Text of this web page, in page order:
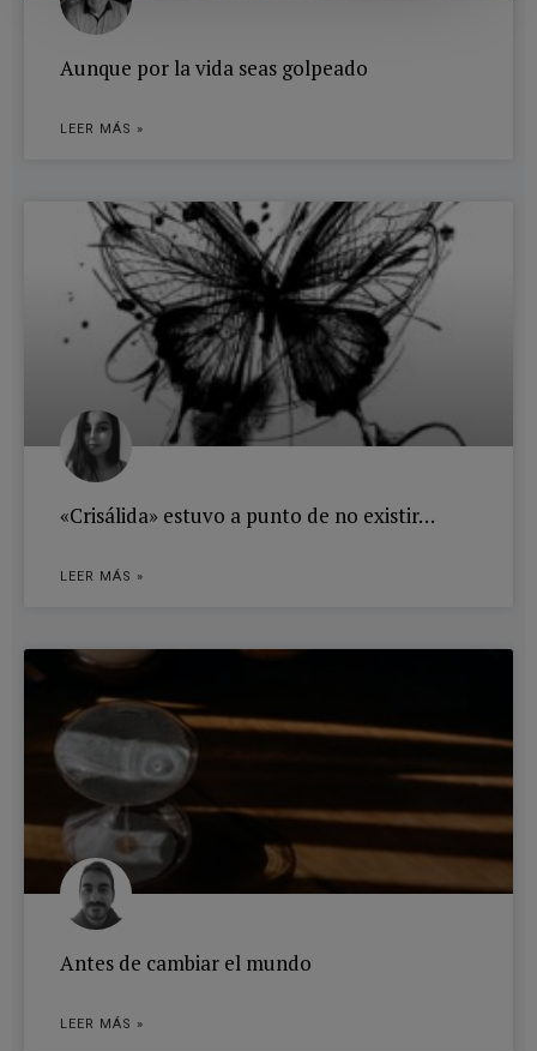
Aunque por la vida seas golpeado
LEER MÁS »
«Crisálida» estuvo a punto de no existir…
LEER MÁS »
Antes de cambiar el mundo
LEER MÁS »